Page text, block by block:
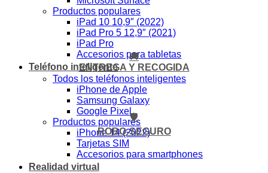
Productos populares
iPad 10 10,9″ (2022)
iPad Pro 5 12,9″ (2021)
iPad Pro
Accesorios para tabletas
Teléfono inteligente
Todos los teléfonos inteligentes
iPhone de Apple
Samsung Galaxy
Google Pixel
Productos populares
iPhone 14 (2022)
Tarjetas SIM
Accesorios para smartphones
Realidad virtual
🚚
ENTREGA Y RECOGIDA
🛡️
ROBO-SEGURO